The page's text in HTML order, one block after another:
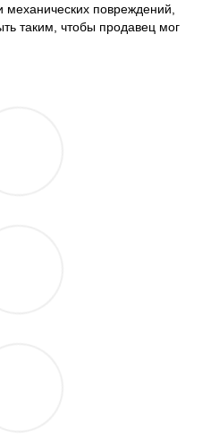
повреждений,
таким, чтобы продавец мог